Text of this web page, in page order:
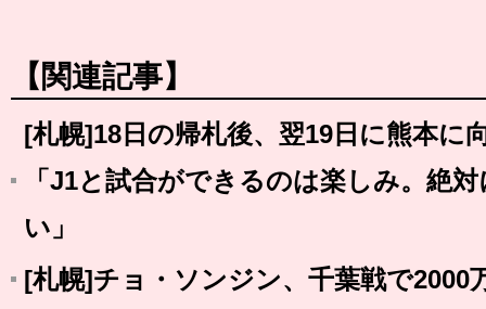
【関連記事】
[札幌]18日の帰札後、翌19日に熊本に
「J1と試合ができるのは楽しみ。絶
い」
[札幌]チョ・ソンジン、千葉戦で2000